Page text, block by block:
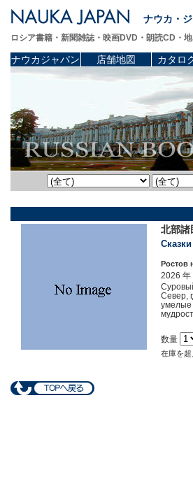
ナウカ・
ロシア書籍・新聞雑誌・映画DVD・朗読CD・
ナウカジャパン 店舗地図 カタロ
北部諸
Ростов
2026
Север,
умелые
数量
在庫を